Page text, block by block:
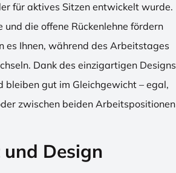
für aktives Sitzen entwickelt wurde.
die offene Rückenlehne fördern
es Ihnen, während des Arbeitstages
Dank des einzigartigen Designs
bleiben gut im Gleichgewicht – egal,
zwischen beiden Arbeitspositionen
Design